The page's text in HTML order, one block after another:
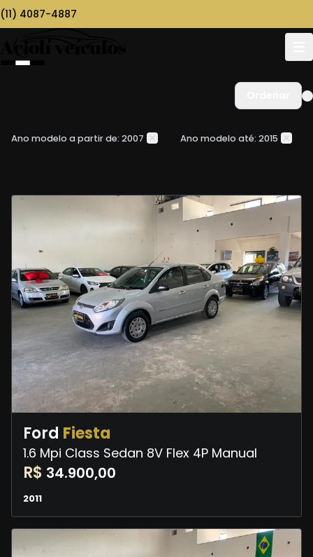
(11) 4087-4887
Ano modelo a partir de: 2007 Ano modelo até: 2015
Ford Fiesta
1.6 Mpi Class Sedan 8V Flex 4P Manual
R$ 34.900,00
2011